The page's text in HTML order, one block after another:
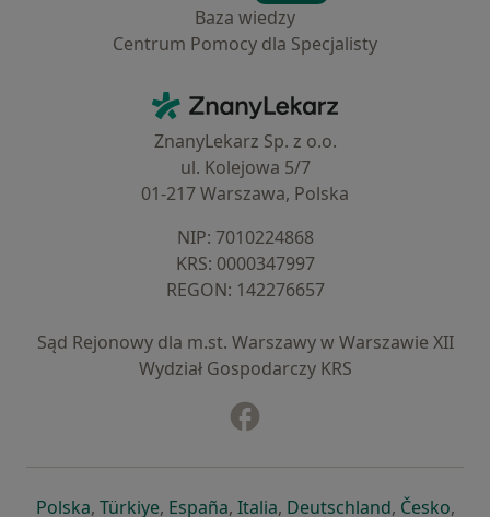
Baza wiedzy
Centrum Pomocy dla Specjalisty
ZnanyLekarz - Strona główna
ZnanyLekarz Sp. z o.o.
ul. Kolejowa 5/7
01-217 Warszawa, Polska
NIP: ⁠7010224868
KRS: ⁠0000347997
REGON: ⁠142276657
Sąd Rejonowy dla m.st. Warszawy w Warszawie XII
Wydział Gospodarczy KRS
Polskaotwiera się w nowej karcie
, Türkiyeotwiera się w nowej karcie
, Españaotwiera się w nowej karcie
, Italiaotwiera się w nowej
, Deutschlandotwiera się
, Česko,